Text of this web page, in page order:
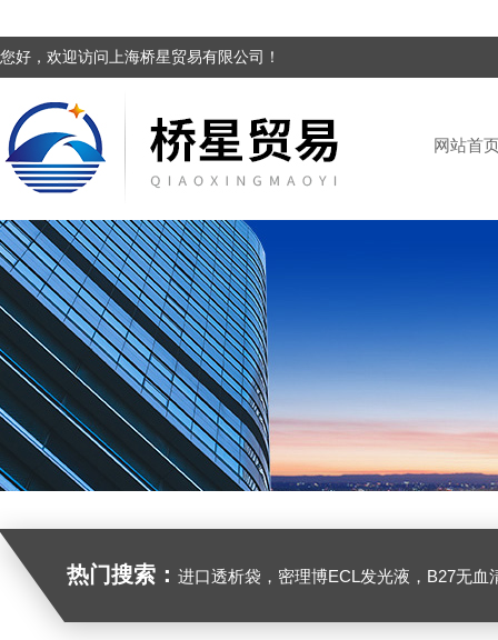
您好，欢迎访问上海桥星贸易有限公司！
网站首
热门搜索： 进口透析袋，密理博ECL发光液，B27无血清培养基，N2培养基，紫外酶标板，Gibco胶原酶，